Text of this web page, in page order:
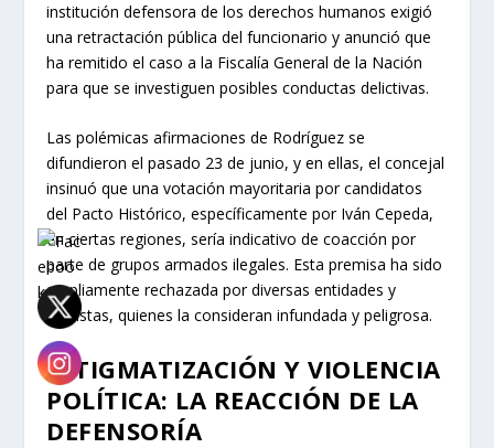
institución defensora de los derechos humanos exigió
una retractación pública del funcionario y anunció que
ha remitido el caso a la Fiscalía General de la Nación
para que se investiguen posibles conductas delictivas.
Las polémicas afirmaciones de Rodríguez se
difundieron el pasado 23 de junio, y en ellas, el concejal
insinuó que una votación mayoritaria por candidatos
del Pacto Histórico, específicamente por Iván Cepeda,
en ciertas regiones, sería indicativo de coacción por
parte de grupos armados ilegales. Esta premisa ha sido
ampliamente rechazada por diversas entidades y
analistas, quienes la consideran infundada y peligrosa.
ESTIGMATIZACIÓN Y VIOLENCIA
POLÍTICA: LA REACCIÓN DE LA
DEFENSORÍA